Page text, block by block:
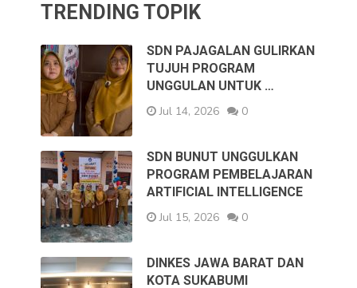
TRENDING TOPIK
SDN PAJAGALAN GULIRKAN
TUJUH PROGRAM
UNGGULAN UNTUK …
Jul 14, 2026
0
SDN BUNUT UNGGULKAN
PROGRAM PEMBELAJARAN
ARTIFICIAL INTELLIGENCE
Jul 15, 2026
0
DINKES JAWA BARAT DAN
KOTA SUKABUMI